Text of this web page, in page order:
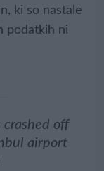
ki so nastale
podatkih ni
crashed off
airport